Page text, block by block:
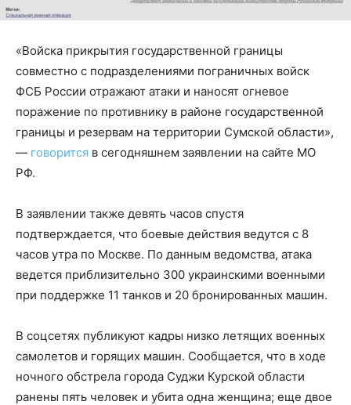
«‎Войска прикрытия государственной границы
совместно с подразделениями пограничных войск
ФСБ России отражают атаки и наносят огневое
поражение по противнику в районе государственной
границы и резервам на территории Сумской области»,
— говорится в сегодняшнем заявлении на сайте МО
РФ.
В заявлении также девять часов спустя
подтверждается, что боевые действия ведутся с 8
часов утра по Москве. По данным ведомства, атака
ведется приблизительно 300 украинскими военными
при поддержке 11 танков и 20 бронированных машин.
В соцсетях публикуют кадры низко летящих военных
самолетов и горящих машин. Сообщается, что в ходе
ночного обстрела города Суджи Курской области
ранены пять человек и убита одна женщина; еще двое